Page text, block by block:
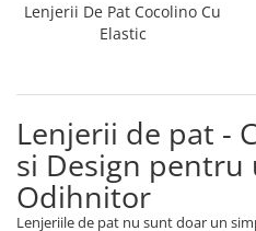
11 Piese, Cuvertura Inclusa
Lenjerii Damasc Egiptean King
Persoana
Lenjerii De Pat Damasc 1
Lenjerii De Pat, Imprimeu 3D, 1
Persoana
Lenjerii De Pat Cocolino Cu
Elastic
Lenjerii de pat -
si Design pentru
Odihnitor
Lenjeriile de pat nu sunt doar un